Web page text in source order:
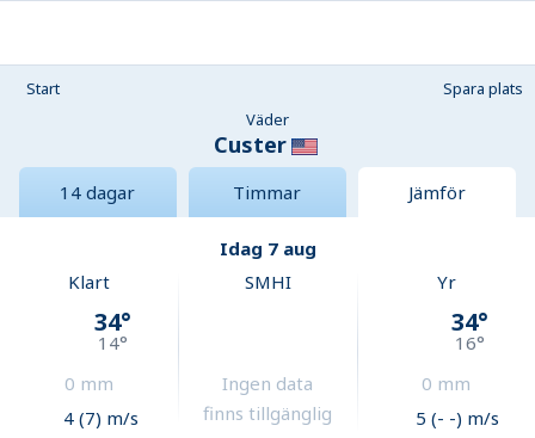
Start
Spara plats
Väder
Custer
14 dagar Timmar Jämför
Idag 7 aug
Klart
34°
14°
0 mm
4 (7) m/s
SMHI
Ingen data
finns tillgänglig
Yr
34°
16°
0 mm
5 (- -) m/s